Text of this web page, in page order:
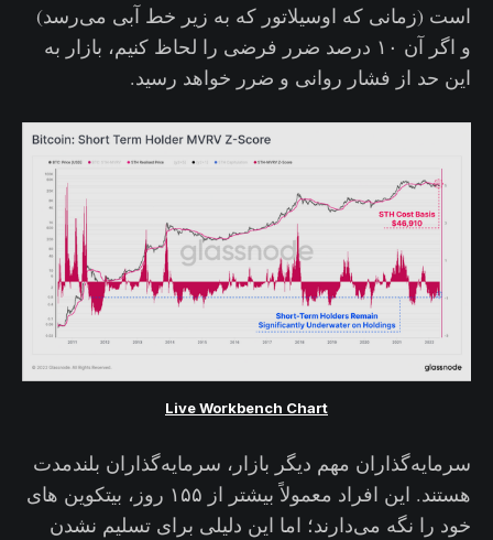
است (زمانی که اوسیلاتور که به زیر خط آبی می‌رسد)
و اگر آن ۱۰ درصد ضرر فرضی را لحاظ کنیم، بازار به
این حد از فشار روانی و ضرر خواهد رسید.
Live Workbench Chart
سرمایه‌گذاران مهم دیگر بازار، سرمایه‌گذاران بلندمدت
هستند. این افراد معمولاً بیشتر از ۱۵۵ روز، بیتکوین های
خود را نگه می‌دارند؛ اما این دلیلی برای تسلیم نشدن